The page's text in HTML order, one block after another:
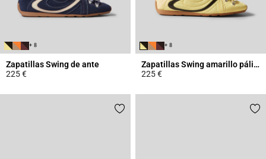
+ 8
Zapatillas Swing de ante
225 €
+ 8
Zapatillas Swing amarillo pálido
225 €